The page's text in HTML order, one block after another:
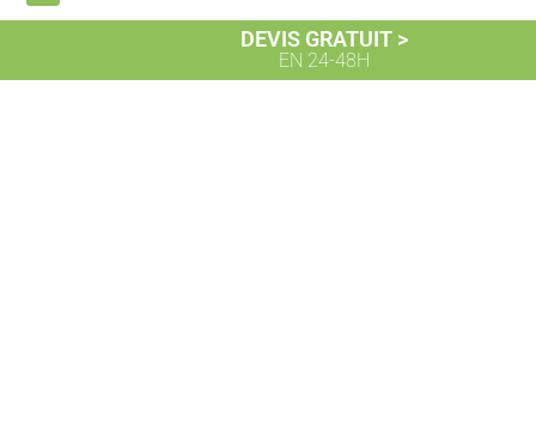
DEVIS GRATUIT >
EN 24-48H